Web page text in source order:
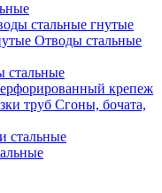
стальные гнутые
Отводы стальные
стальные
крепеж
Сгоны, бочата,
стальные